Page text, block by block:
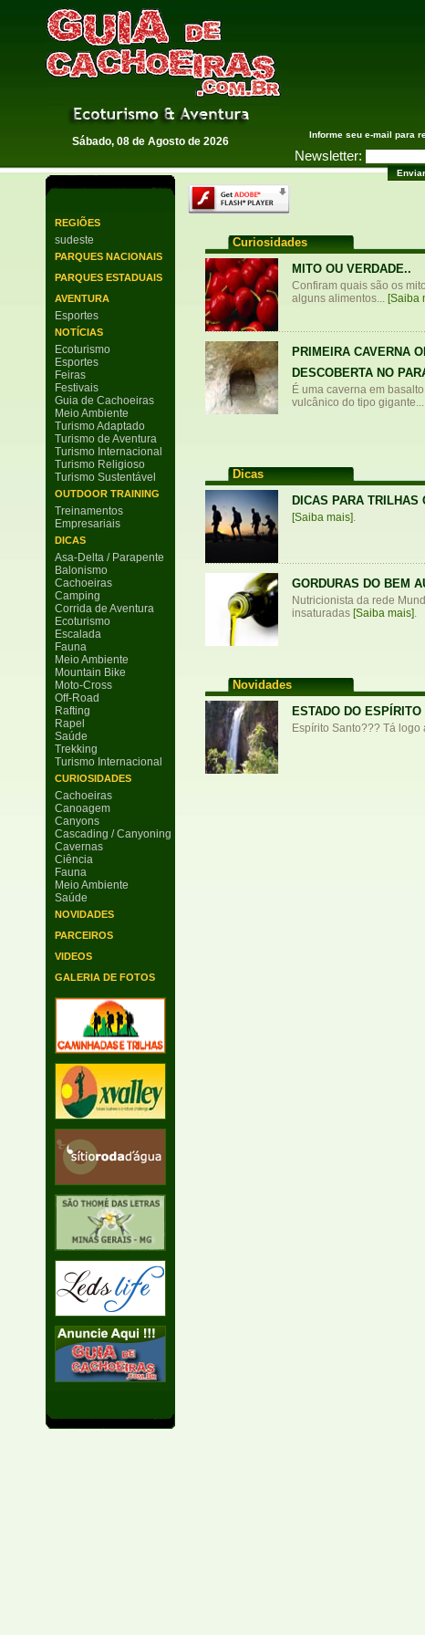
Guia de Cachoeiras
Sábado, 08 de Agosto de 2026
Informe seu e-mail para
Newsletter:
REGIÕES
sudeste
PARQUES NACIONAIS
PARQUES ESTADUAIS
AVENTURA
Esportes
NOTÍCIAS
Ecoturismo
Esportes
Feiras
Festivais
Guia de Cachoeiras
Meio Ambiente
Turismo Adaptado
Turismo de Aventura
Turismo Internacional
Turismo Religioso
Turismo Sustentável
OUTDOOR TRAINING
Treinamentos
Empresariais
DICAS
Asa-Delta / Parapente
Balonismo
Cachoeiras
Camping
Corrida de Aventura
Ecoturismo
Escalada
Fauna
Meio Ambiente
Mountain Bike
Moto-Cross
Off-Road
Rafting
Rapel
Saúde
Trekking
Turismo Internacional
CURIOSIDADES
Cachoeiras
Canoagem
Canyons
Cascading / Canyoning
Cavernas
Ciência
Fauna
Meio Ambiente
Saúde
NOVIDADES
PARCEIROS
VIDEOS
GALERIA DE FOTOS
Curiosidades
MITO OU VERDADE..
Confiram quais são os
alguns alimentos... [Saiba
PRIMEIRA CAVERNA
DESCOBERTA NO
É uma caverna em
vulcânico do tipo gigante...
Dicas
DICAS PARA TRILHAS
[Saiba mais].
GORDURAS DO BEM
Nutricionista da rede
insaturadas [Saiba mais].
Novidades
ESTADO DO ESPÍRITO
Espírito Santo??? Tá logo